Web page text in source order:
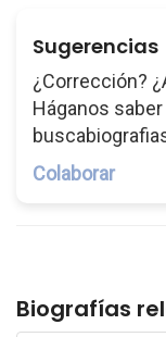
Sugerencias
¿Corrección?
Háganos
Colaborar
Biografías